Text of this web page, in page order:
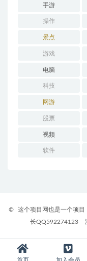
手游
操作
景点
游戏
电脑
科技
网游
股票
视频
软件
©
这个项目网也是一个项
长QQ592274123